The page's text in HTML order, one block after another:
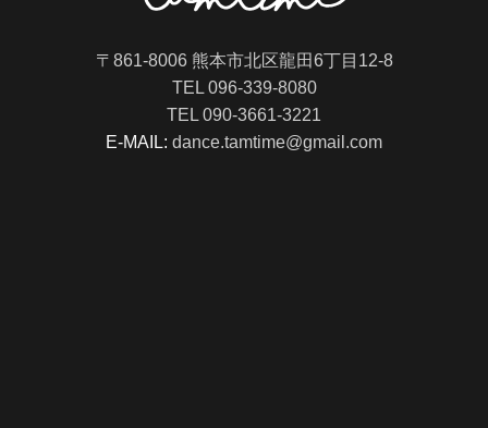
〒861-8006 熊本市北区龍田6丁目12-8
TEL 096-339-8080
TEL 090-3661-3221
E-MAIL: dance.tamtime@gmail.com